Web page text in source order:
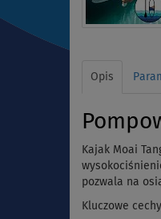
Opis
Kajak Moai
pozwala na
Kluczowe